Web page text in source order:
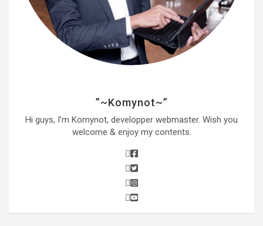
”~Komynot~”
Hi guys, I’m Komynot, developper webmaster. Wish you
welcome & enjoy my contents.